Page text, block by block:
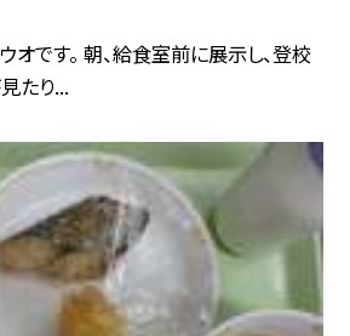
オです。 朝、給食室前に展示し、登校
たり...